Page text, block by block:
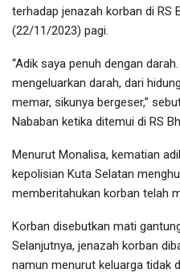
terhadap jenazah korban di RS
(22/11/2023) pagi.
“Adik saya penuh dengan
mengeluarkan darah, dari
memar, sikunya bergeser,”
Nababan ketika ditemui di RS
Menurut Monalisa, kematian
kepolisian Kuta Selatan
memberitahukan korban telah
Korban disebutkan mati
Selanjutnya, jenazah korban
namun menurut keluarga tidak